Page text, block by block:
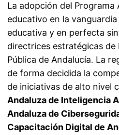
La adopción del Programa
educativo en la
educativa y en perfecta
directrices estratégicas de
Pública de Andalucía. La
de forma decidida la
de iniciativas de alto nivel
Andaluza de Inteligencia
Andaluza de
Capacitación Digital de